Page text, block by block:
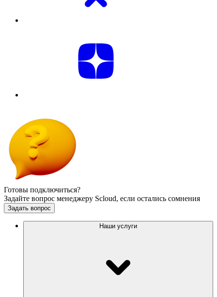
Готовы подключиться?
Задайте вопрос менеджеру Scloud, если остались сомнения
Задать вопрос
Наши услуги